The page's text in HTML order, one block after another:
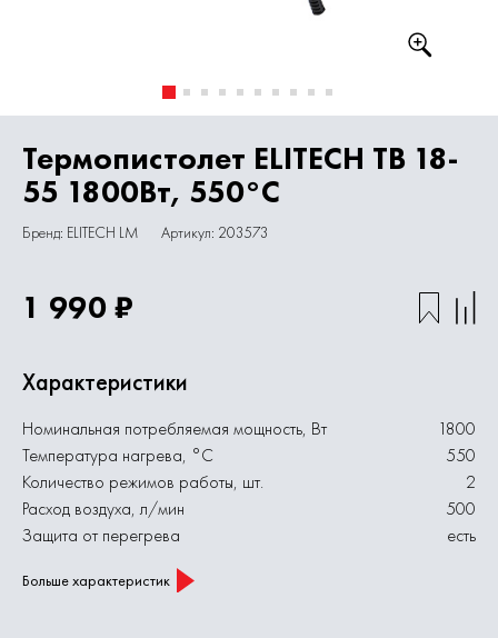
Термопистолет ELITECH ТВ 18-
55 1800Вт, 550°С
Бренд: ELITECH LM Артикул: 203573
1 990 ₽
Характеристики
Номинальная потребляемая мощность, Вт
1800
Температура нагрева, °С
550
Количество режимов работы, шт.
2
Расход воздуха, л/мин
500
Защита от перегрева
есть
Больше характеристик